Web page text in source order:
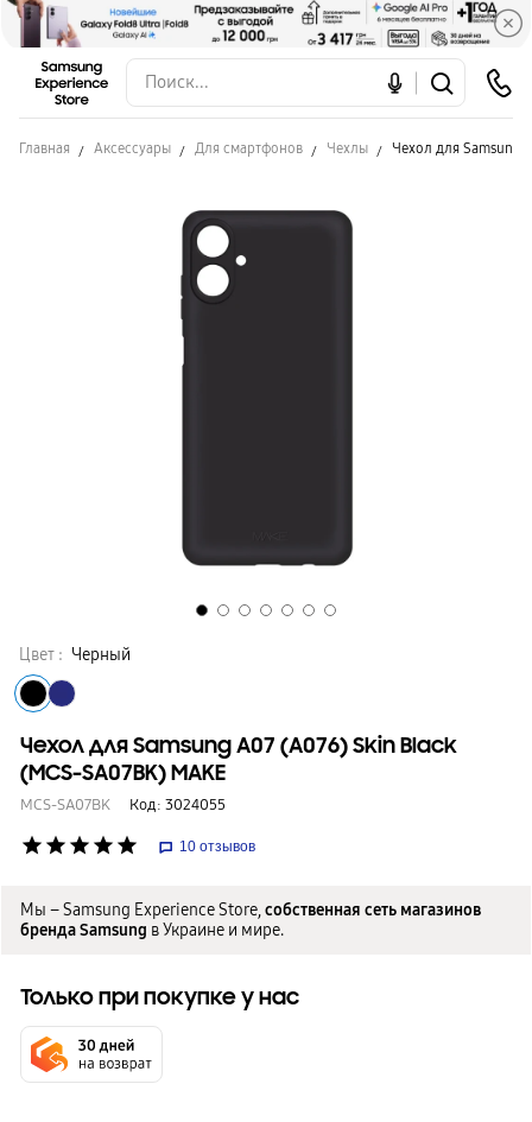
Главная Аксессуары Для смартфонов Чехлы Чехол для Samsung
Цвет : Черный
Чехол для Samsung A07 (A076) Skin Black
(MCS-SA07BK) MAKE
MCS-SA07BK Код: 3024055
star star star star star 10 отзывов
Мы – Samsung Experience Store,собственная сеть магазинов
бренда Samsung в Украине и мире.
Только при покупке у нас